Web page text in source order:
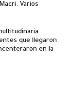
Varios
que llegaron
en la